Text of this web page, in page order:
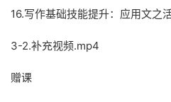
16.写作基础技能提升：应用文之
3-2.补充视频.mp4
赠课